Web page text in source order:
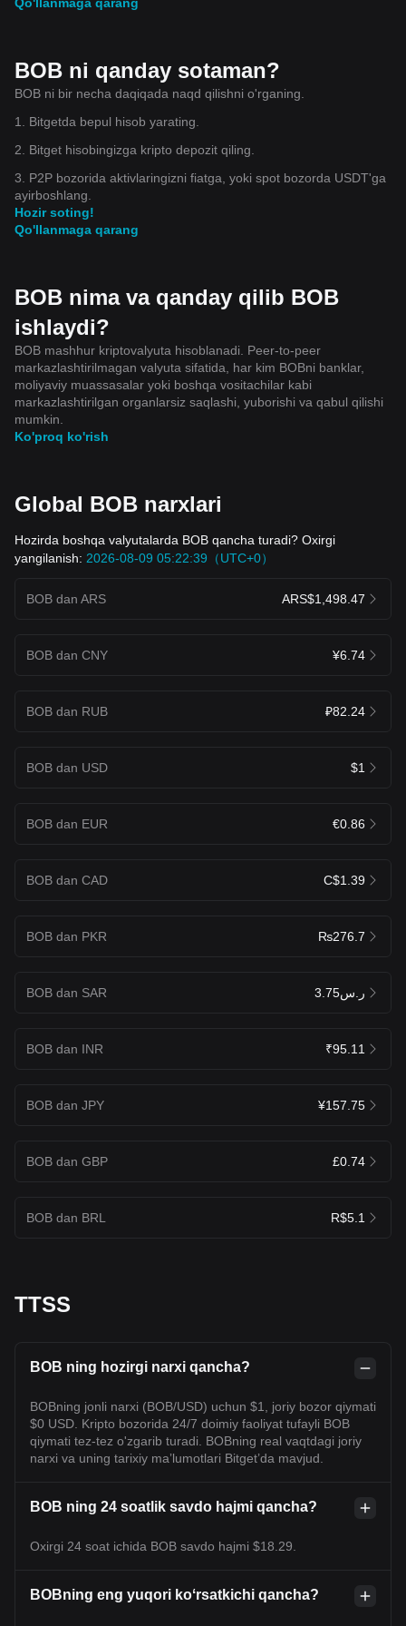
trade can be a bad trade if it was based on emotion and
human psychology in real time — fear, greed, impatience,
confidence, panic, and hesitation all printed candle by
candle. The traders who survive are usually not the
calculated. Let the market come to your levels instead of
BOB ni qanday sotaman?
BOB ni bir necha daqiqada naqd qilishni o'rganing.
1. Bitgetda bepul hisob yarating.
2. Bitget hisobingizga kripto depozit qiling.
3. P2P bozorida aktivlaringizni fiatga, yoki spot bozorda USDT'ga
ayirboshlang.
Hozir soting!
Qo'llanmaga qarang
BOB nima va qanday qilib BOB
ishlaydi?
BOB mashhur kriptovalyuta hisoblanadi. Peer-to-peer
markazlashtirilmagan valyuta sifatida, har kim BOBni banklar,
moliyaviy muassasalar yoki boshqa vositachilar kabi
markazlashtirilgan organlarsiz saqlashi, yuborishi va qabul qilishi
mumkin.
Ko'proq ko'rish
Global BOB narxlari
Hozirda boshqa valyutalarda BOB qancha turadi? Oxirgi
yangilanish: 2026-08-09 05:22:39（UTC+0）
BOB dan ARS ARS$1,498.47
BOB dan CNY ¥6.74
BOB dan RUB ₽82.24
BOB dan USD $1
BOB dan EUR €0.86
BOB dan CAD C$1.39
BOB dan PKR ₨276.7
BOB dan SAR ر.س3.75
BOB dan INR ₹95.11
BOB dan JPY ¥157.75
BOB dan GBP £0.74
BOB dan BRL R$5.1
TTSS
BOB ning hozirgi narxi qancha?
BOBning jonli narxi (BOB/USD) uchun $1, joriy bozor qiymati
$0 USD. Kripto bozorida 24/7 doimiy faoliyat tufayli BOB
qiymati tez-tez o'zgarib turadi. BOBning real vaqtdagi joriy
narxi va uning tarixiy maʼlumotlari Bitget’da mavjud.
BOB ning 24 soatlik savdo hajmi qancha?
Oxirgi 24 soat ichida BOB savdo hajmi $18.29.
BOBning eng yuqori koʻrsatkichi qancha?